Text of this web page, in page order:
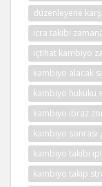
düzenleyene
icra takibi
içtihat kambiyo
kambiyo alacak
kambiyo hukuku
kambiyo ibraz
kambiyo sonrası
kambiyo takibi
kambiyo takip